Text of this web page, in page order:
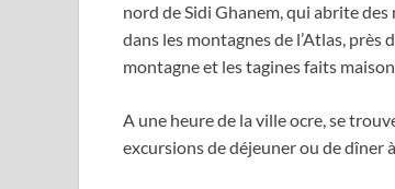
nord de Sidi Ghanem, qui abrite
dans les montagnes de l’Atlas, près
montagne et les tagines faits
A une heure de la ville ocre, se
excursions de déjeuner ou de dîner